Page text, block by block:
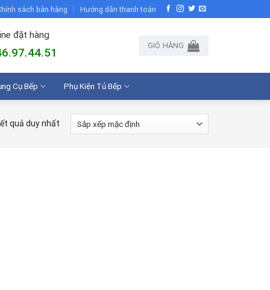
sách bán hàng Hướng dẫn thanh toán
đặt hàng
GIỎ HÀNG
Cụ Bếp Phụ Kiện Tủ Bếp
quả duy nhất